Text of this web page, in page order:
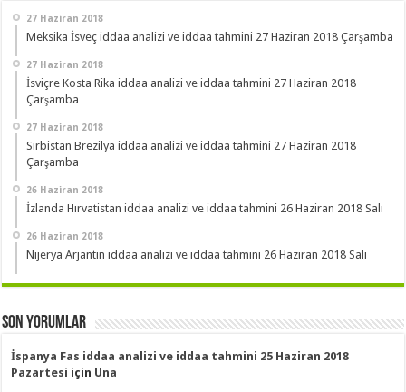
27 Haziran 2018
Meksika İsveç iddaa analizi ve iddaa tahmini 27 Haziran 2018 Çarşamba
27 Haziran 2018
İsviçre Kosta Rika iddaa analizi ve iddaa tahmini 27 Haziran 2018
Çarşamba
27 Haziran 2018
Sırbistan Brezilya iddaa analizi ve iddaa tahmini 27 Haziran 2018
Çarşamba
26 Haziran 2018
İzlanda Hırvatistan iddaa analizi ve iddaa tahmini 26 Haziran 2018 Salı
26 Haziran 2018
Nijerya Arjantin iddaa analizi ve iddaa tahmini 26 Haziran 2018 Salı
Son Yorumlar
İspanya Fas iddaa analizi ve iddaa tahmini 25 Haziran 2018
Pazartesi için Una